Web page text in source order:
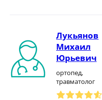
Лукьянов
Михаил
Юрьевич
ортопед,
травматолог